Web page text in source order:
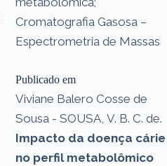
Cromatografia Gasosa –
Espectrometria de Massas
Publicado em
Viviane Balero Cosse de
Sousa - SOUSA, V. B. C. de.
Impacto da doença cárie
no perfil metabolômico